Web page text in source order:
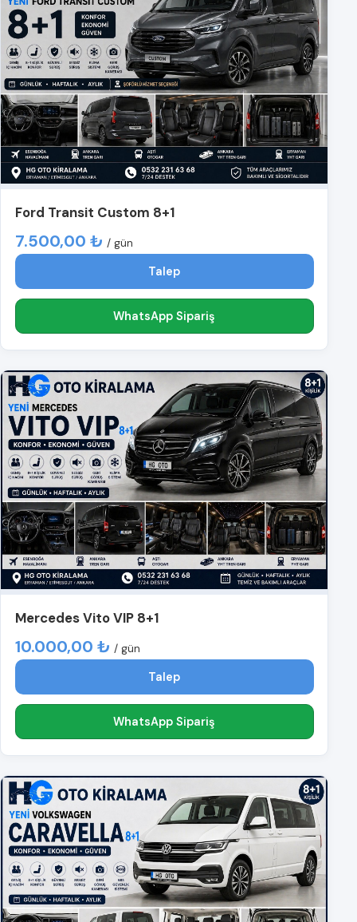
Ford Transit Custom 8+1
7.500,00 ₺ / gün
Talep
WhatsApp Sipariş
Mercedes Vito VIP 8+1
10.000,00 ₺ / gün
Talep
WhatsApp Sipariş